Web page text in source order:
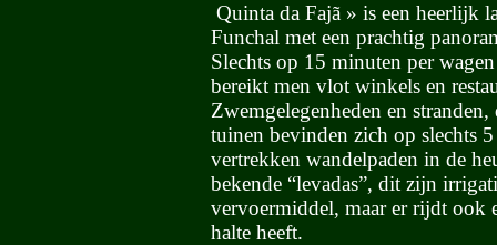
Quinta da Fajã » is een heerlijk
Funchal met een prachtig
Slechts op 15 minuten per
bereikt men vlot winkels en
Zwemgelegenheden en
tuinen bevinden zich op slechts
vertrekken wandelpaden in de
bekende “levadas”, dit zijn
vervoermiddel, maar er rijdt ook
halte heeft.